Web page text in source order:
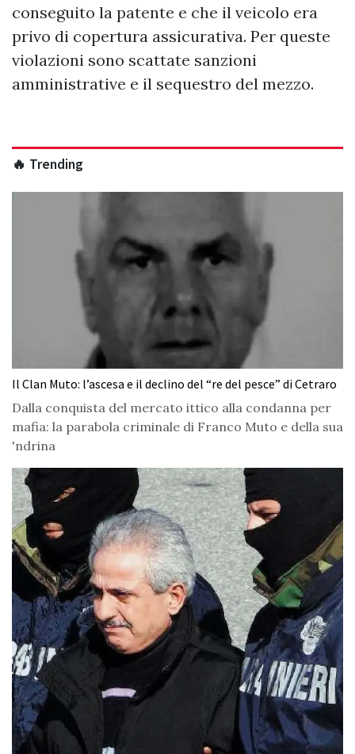
conseguito la patente e che il veicolo era
privo di copertura assicurativa. Per queste
violazioni sono scattate sanzioni
amministrative e il sequestro del mezzo.
🔥 Trending
Il Clan Muto: l’ascesa e il declino del “re del pesce” di Cetraro
Dalla conquista del mercato ittico alla condanna per
mafia: la parabola criminale di Franco Muto e della sua
'ndrina